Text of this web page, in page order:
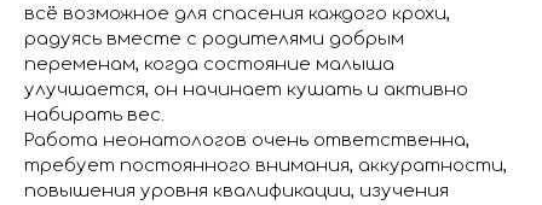
всё возможное для спасения каждого крохи,
радуясь вместе с родителями добрым
переменам, когда состояние малыша
улучшается, он начинает кушать и активно
набирать вес.
Работа неонатологов очень ответственна,
требует постоянного внимания, аккуратности,
повышения уровня квалификации, изучения